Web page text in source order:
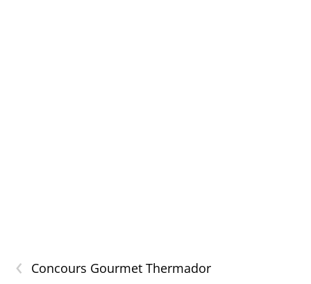
‹ Concours Gourmet Thermador